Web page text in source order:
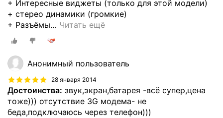
+ Интересные виджеты (только для этой модели)
+ стерео динамики (громкие)
+ Разъёмы… Читать ещё
Анонимный пользователь
28 января 2014
Достоинства: звук,экран,батарея -всё супер,цена
тоже))) отсутствие 3G модема- не
беда,подключаюсь через телефон)))